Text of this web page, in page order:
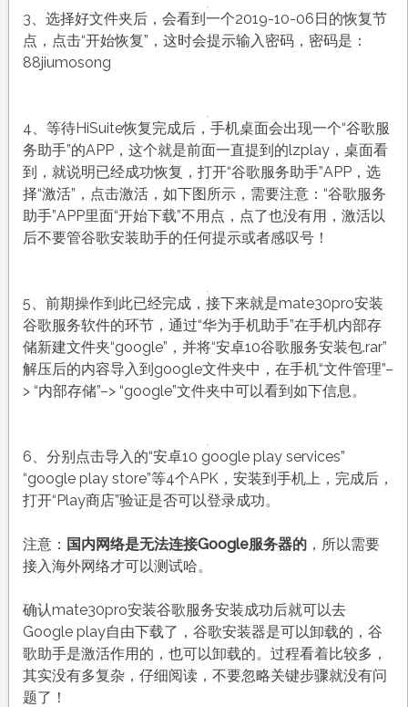
3、选择好文件夹后，会看到一个2019-10-06日的恢复节
点，点击“开始恢复”，这时会提示输入密码，密码是：
88jiumosong
4、等待HiSuite恢复完成后，手机桌面会出现一个“谷歌服
务助手”的APP，这个就是前面一直提到的lzplay，桌面看
到，就说明已经成功恢复，打开“谷歌服务助手”APP，选
择“激活”，点击激活，如下图所示，需要注意：“谷歌服务
助手”APP里面“开始下载”不用点，点了也没有用，激活以
后不要管谷歌安装助手的任何提示或者感叹号！
5、前期操作到此已经完成，接下来就是mate30pro安装
谷歌服务软件的环节，通过“华为手机助手”在手机内部存
储新建文件夹“google”，并将“安卓10谷歌服务安装包.rar”
解压后的内容导入到google文件夹中，在手机“文件管理”–
> “内部存储”–> “google”文件夹中可以看到如下信息。
6、分别点击导入的“安卓10 google play services”
“google play store”等4个APK，安装到手机上，完成后，
打开“Play商店”验证是否可以登录成功。
注意： 国内网络是无法连接Google服务器的，所以需要
接入海外网络才可以测试哈。
确认mate30pro安装谷歌服务安装成功后就可以去
Google play自由下载了，谷歌安装器是可以卸载的，谷
歌助手是激活作用的，也可以卸载的。过程看着比较多，
其实没有多复杂，仔细阅读，不要忽略关键步骤就没有问
题了！